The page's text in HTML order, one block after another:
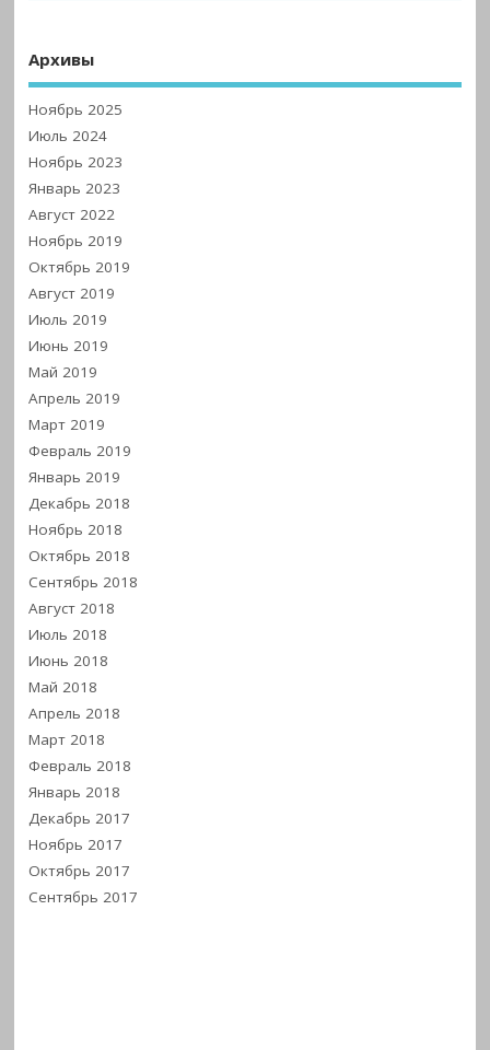
Архивы
Ноябрь 2025
Июль 2024
Ноябрь 2023
Январь 2023
Август 2022
Ноябрь 2019
Октябрь 2019
Август 2019
Июль 2019
Июнь 2019
Май 2019
Апрель 2019
Март 2019
Февраль 2019
Январь 2019
Декабрь 2018
Ноябрь 2018
Октябрь 2018
Сентябрь 2018
Август 2018
Июль 2018
Июнь 2018
Май 2018
Апрель 2018
Март 2018
Февраль 2018
Январь 2018
Декабрь 2017
Ноябрь 2017
Октябрь 2017
Сентябрь 2017